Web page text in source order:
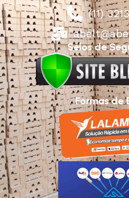
(11)
Selos de
Formas de